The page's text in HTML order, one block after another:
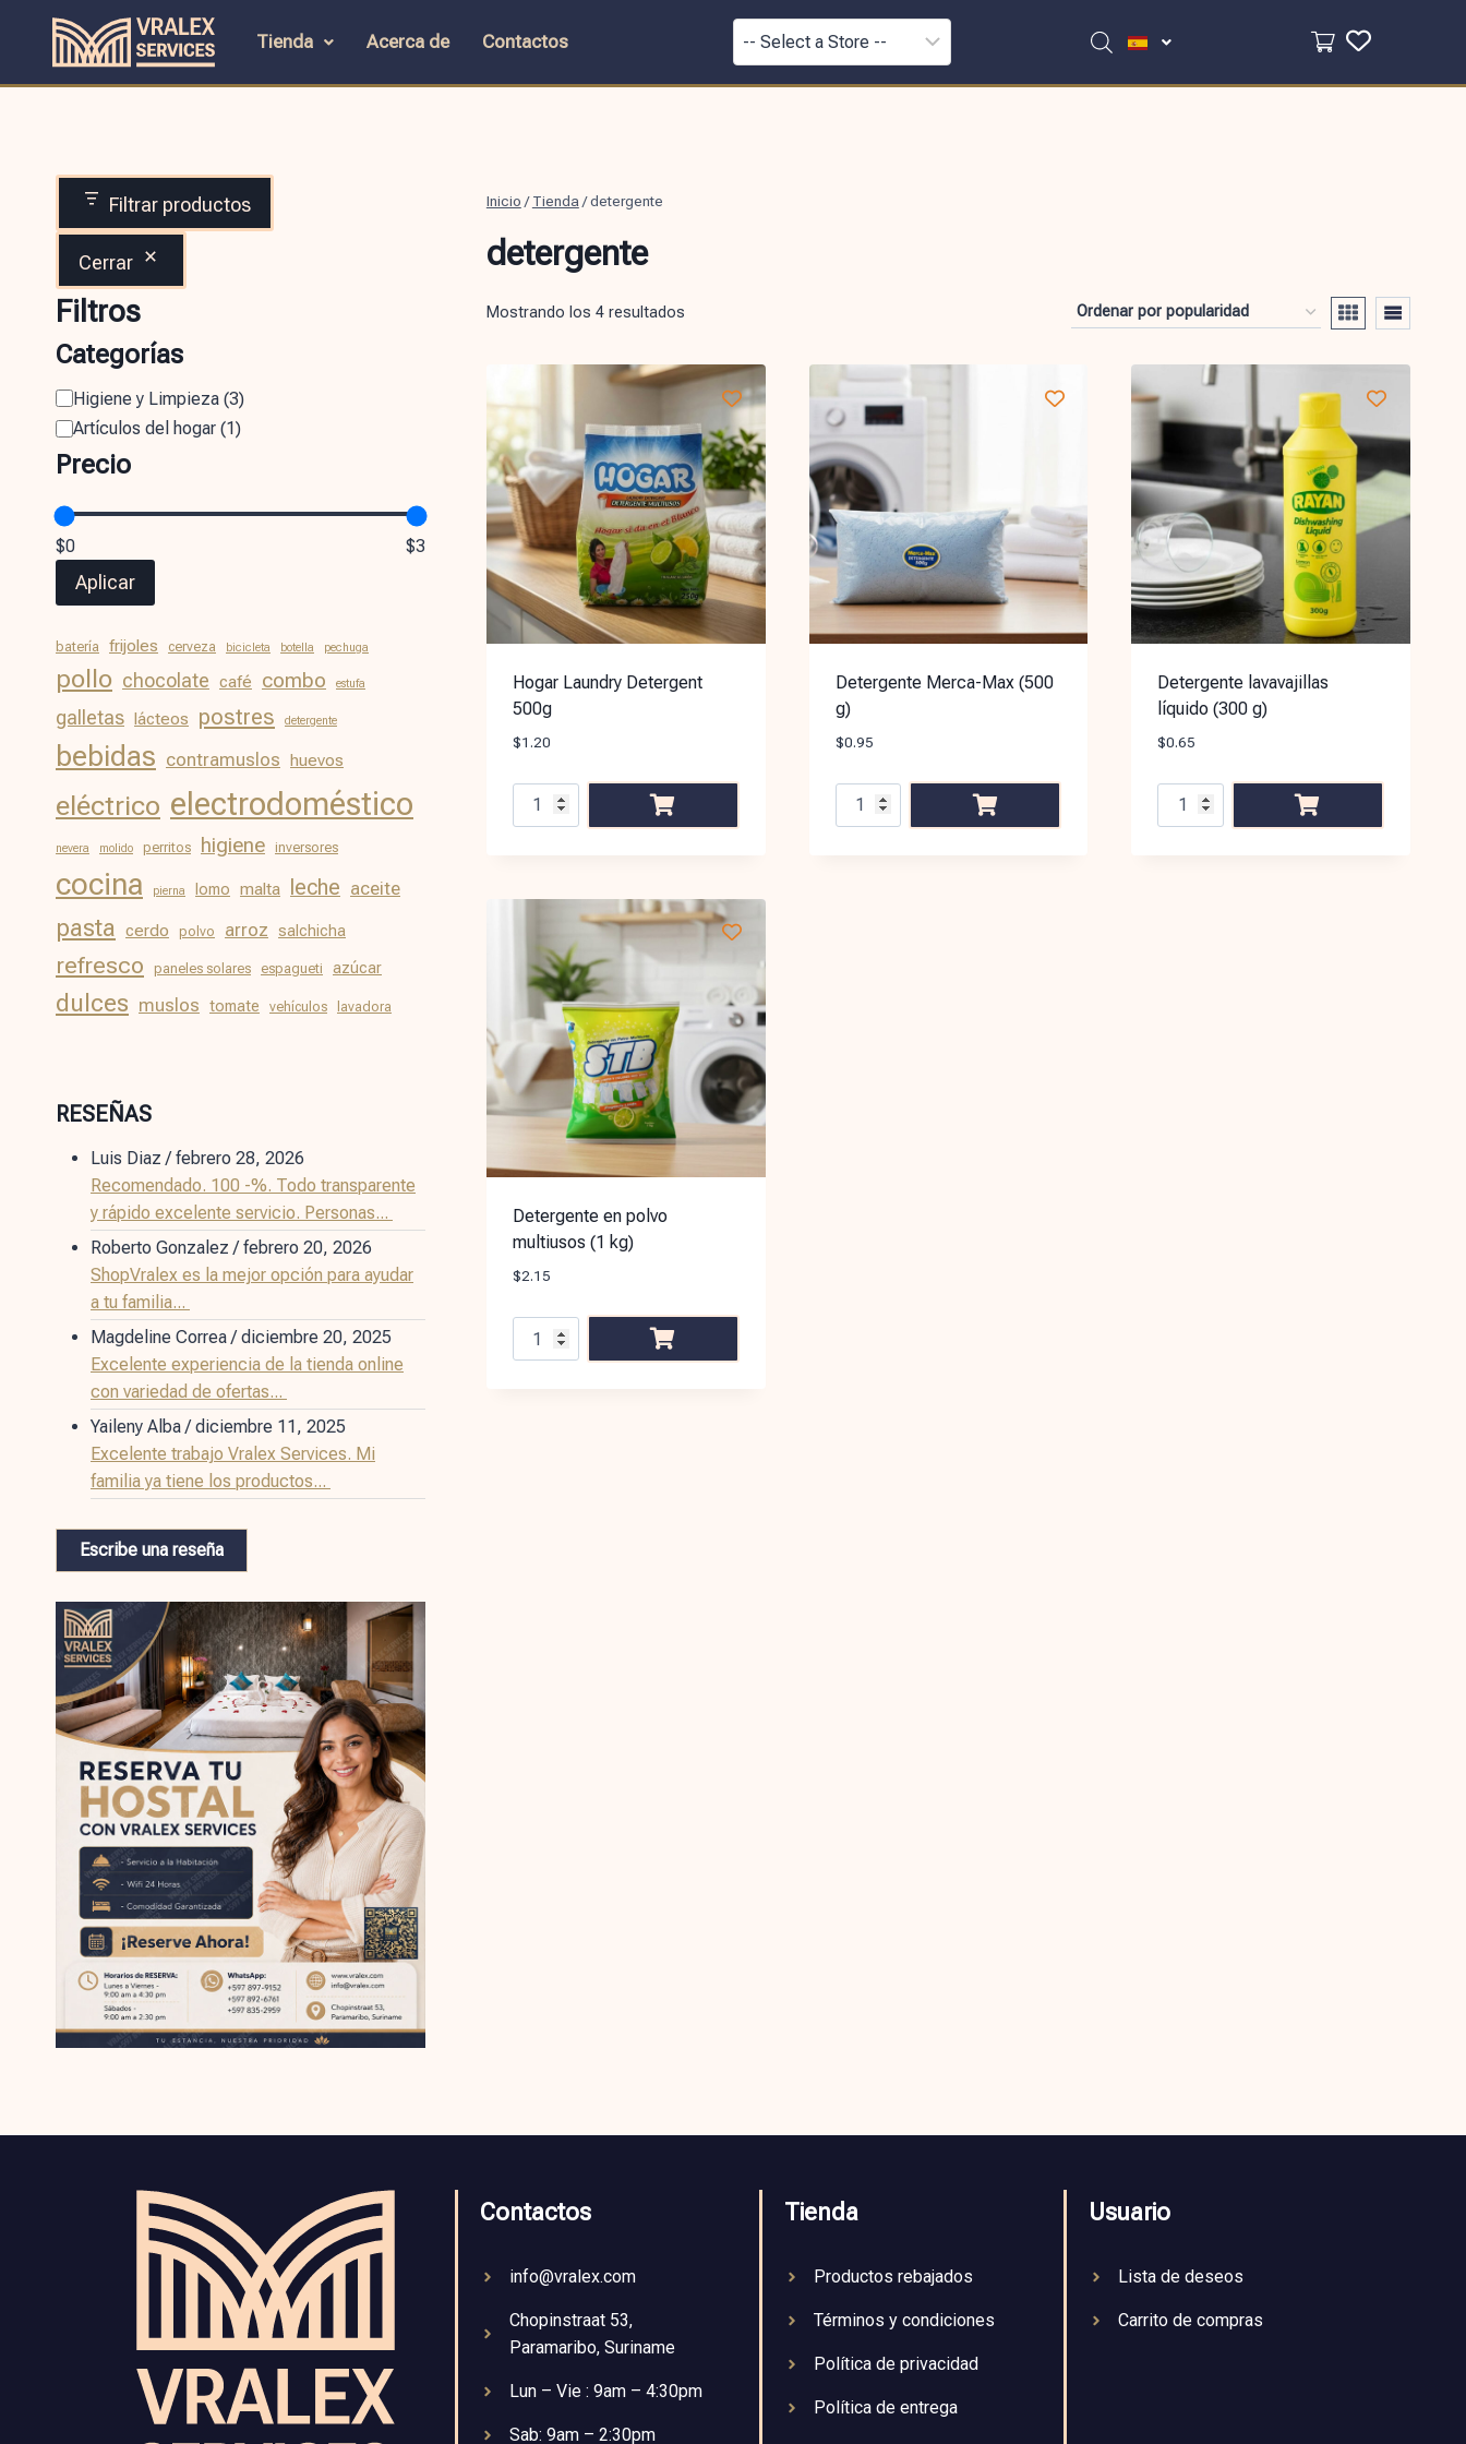
Tienda Acerca de Contactos
Inicio / Tienda /detergente
detergente
Mostrando los 4 resultados
Hogar Laundry Detergent
500g
$1.20
Detergente Merca-Max (500
g)
$0.95
Detergente lavavajillas
líquido (300 g)
$0.65
Detergente en polvo
multiusos (1 kg)
$2.15
Filtrar productos
Cerrar
Filtros
Categorías
Higiene y Limpieza (3)
Artículos del hogar (1)
Precio
$0 $3
Aplicar
batería frijoles cerveza bicicleta botella pechuga
pollo chocolate café combo estufa
galletas lácteos postres detergente
bebidas contramuslos huevos
eléctrico electrodoméstico
nevera molido perritos higiene inversores
cocina pierna lomo malta leche aceite
pasta cerdo polvo arroz salchicha
refresco paneles solares espagueti azúcar
dulces muslos tomate vehículos lavadora
RESEÑAS
Luis Diaz /febrero 28, 2026
Recomendado. 100 -%. Todo transparente
y rápido excelente servicio. Personas...
Roberto Gonzalez /febrero 20, 2026
ShopVralex es la mejor opción para ayudar
a tu familia...
Magdeline Correa/diciembre 20, 2025
Excelente experiencia de la tienda online
con variedad de ofertas...
Yaileny Alba/diciembre 11, 2025
Excelente trabajo Vralex Services. Mi
familia ya tiene los productos...
Escribe una reseña
Contactos
info@vralex.com
Chopinstraat 53,
Paramaribo, Suriname
Lun – Vie : 9am – 4:30pm
Sab: 9am – 2:30pm
Tienda
Productos rebajados
Términos y condiciones
Política de privacidad
Política de entrega
Usuario
Lista de deseos
Carrito de compras